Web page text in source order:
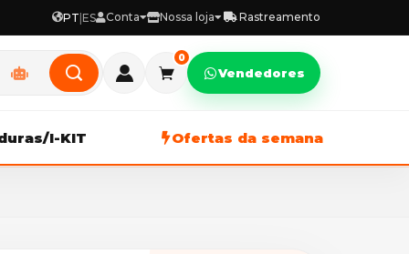
PT|ES Conta Nossa loja Rastreamento
0
Vendedores
I-KIT Ofertas da semana